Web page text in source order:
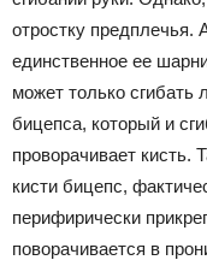
отростку предплечья.
единственное ее
может только сгибать
бицепса, который и
проворачивает кисть.
кисти бицепс,
перифирически
поворачивается в